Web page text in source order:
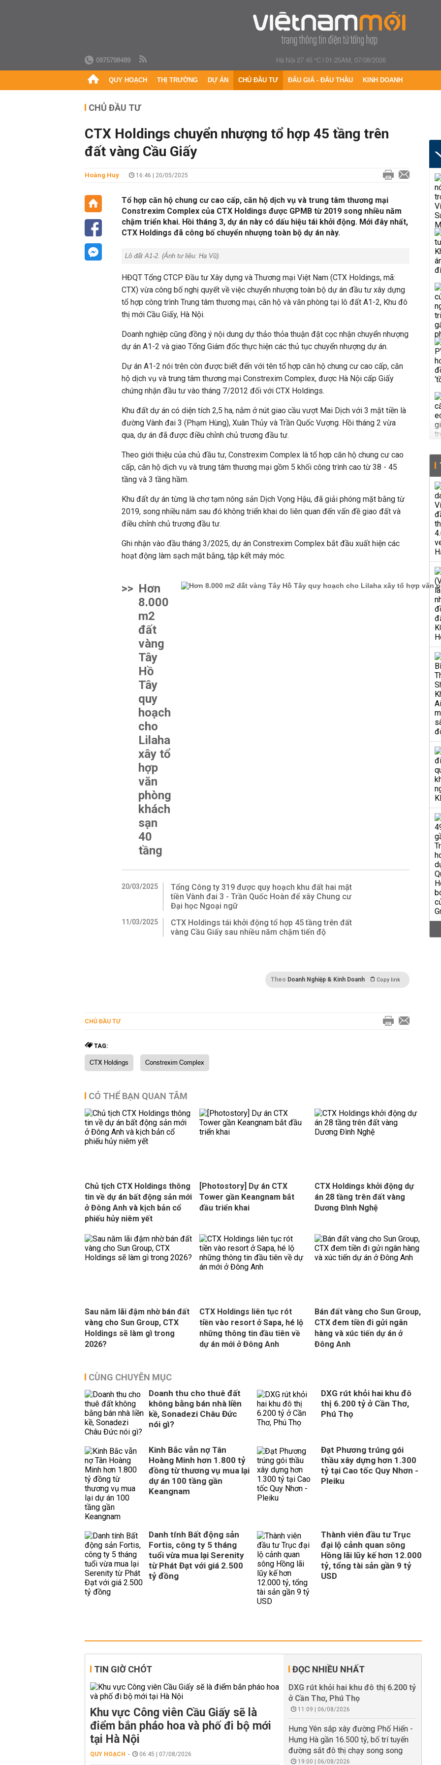
0975798489 Hà Nội 27.45 °C|01:25AM, 07/08/2026
QUY HOẠCH THỊ TRƯỜNG DỰ ÁN CHỦ ĐẦU TƯ ĐẤU GIÁ - ĐẤU THẦU KINH DOANH
CHỦ ĐẦU TƯ
CTX Holdings chuyển nhượng tổ hợp 45 tầng trên
đất vàng Cầu Giấy
Hoàng Huy 16:46 | 20/05/2025
Tổ hợp căn hộ chung cư cao cấp, căn hộ dịch vụ và trung tâm thương mại
Constrexim Complex của CTX Holdings được GPMB từ 2019 song nhiều năm
chậm triển khai. Hồi tháng 3, dự án này có dấu hiệu tái khởi động. Mới đây nhất,
CTX Holdings đã công bố chuyển nhượng toàn bộ dự án này.
Lô đất A1-2. (Ảnh tư liệu: Hạ Vũ).
HĐQT Tổng CTCP Đầu tư Xây dựng và Thương mại Việt Nam (CTX Holdings, mã:
CTX) vừa công bố nghị quyết về việc chuyển nhượng toàn bộ dự án đầu tư xây dựng
tổ hợp công trình Trung tâm thương mại, căn hộ và văn phòng tại lô đất A1-2, Khu đô
thị mới Cầu Giấy, Hà Nội.
Doanh nghiệp cũng đồng ý nội dung dự thảo thỏa thuận đặt cọc nhận chuyển nhượng
dự án A1-2 và giao Tổng Giám đốc thực hiện các thủ tục chuyển nhượng dự án.
Dự án A1-2 nói trên còn được biết đến với tên tổ hợp căn hộ chung cư cao cấp, căn
hộ dịch vụ và trung tâm thương mại Constrexim Complex, được Hà Nội cấp Giấy
chứng nhận đầu tư vào tháng 7/2012 đối với CTX Holdings.
Khu đất dự án có diện tích 2,5 ha, nằm ở nút giao cầu vượt Mai Dịch với 3 mặt tiền là
đường Vành đai 3 (Phạm Hùng), Xuân Thủy và Trần Quốc Vượng. Hồi tháng 2 vừa
qua, dự án đã được điều chỉnh chủ trương đầu tư.
Theo giới thiệu của chủ đầu tư, Constrexim Complex là tổ hợp căn hộ chung cư cao
cấp, căn hộ dịch vụ và trung tâm thương mại gồm 5 khối công trình cao từ 38 - 45
tầng và 3 tầng hầm.
Khu đất dự án từng là chợ tạm nông sản Dịch Vọng Hậu, đã giải phóng mặt bằng từ
2019, song nhiều năm sau đó không triển khai do liên quan đến vấn đề giao đất và
điều chỉnh chủ trương đầu tư.
Ghi nhận vào đầu tháng 3/2025, dự án Constrexim Complex bắt đầu xuất hiện các
hoạt động làm sạch mặt bằng, tập kết máy móc.
>> Hơn
8.000
m2
đất
vàng
Tây
Hồ
Tây
quy
hoạch
cho
Lilaha
xây tổ
hợp
văn
phòng
khách
sạn
40
tầng
20/03/2025
Tổng Công ty 319 được quy hoạch khu đất hai mặt
tiền Vành đai 3 - Trần Quốc Hoàn để xây Chung cư
Đại học Ngoại ngữ
11/03/2025
CTX Holdings tái khởi động tổ hợp 45 tầng trên đất
vàng Cầu Giấy sau nhiều năm chậm tiến độ
Theo Doanh Nghiệp & Kinh Doanh Copy link
CHỦ ĐẦU TƯ
TAG:
CTX Holdings Constrexim Complex
CÓ THỂ BẠN QUAN TÂM
Chủ tịch CTX Holdings thông
tin về dự án bất động sản mới
ở Đông Anh và kịch bản cổ
phiếu hủy niêm yết
[Photostory] Dự án CTX
Tower gần Keangnam bắt
đầu triển khai
CTX Holdings khởi động dự
án 28 tầng trên đất vàng
Dương Đình Nghệ
Sau năm lãi đậm nhờ bán đất
vàng cho Sun Group, CTX
Holdings sẽ làm gì trong
2026?
CTX Holdings liên tục rót
tiền vào resort ở Sapa, hé lộ
những thông tin đầu tiên về
dự án mới ở Đông Anh
Bán đất vàng cho Sun Group,
CTX đem tiền đi gửi ngân
hàng và xúc tiến dự án ở
Đông Anh
CÙNG CHUYÊN MỤC
Doanh thu cho thuê đất
không bằng bán nhà liền
kề, Sonadezi Châu Đức
nói gì?
DXG rút khỏi hai khu đô
thị 6.200 tỷ ở Cần Thơ,
Phú Thọ
Kinh Bắc vẫn nợ Tân
Hoàng Minh hơn 1.800 tỷ
đồng từ thương vụ mua lại
dự án 100 tầng gần
Keangnam
Đạt Phương trúng gói
thầu xây dựng hơn 1.300
tỷ tại Cao tốc Quy Nhơn -
Pleiku
Danh tính Bất động sản
Fortis, công ty 5 tháng
tuổi vừa mua lại Serenity
từ Phát Đạt với giá 2.500
tỷ đồng
Thành viên đầu tư Trục
đại lộ cảnh quan sông
Hồng lãi lũy kế hơn 12.000
tỷ, tổng tài sản gần 9 tỷ
USD
TIN GIỜ CHÓT
Khu vực Công viên Cầu Giấy sẽ là
điểm bắn pháo hoa và phố đi bộ mới
tại Hà Nội
QUY HOẠCH 06:45 | 07/08/2026
ĐỌC NHIỀU NHẤT
DXG rút khỏi hai khu đô thị 6.200 tỷ
ở Cần Thơ, Phú Thọ
11:09 | 06/08/2026
Hưng Yên sắp xây đường Phố Hiến -
Hưng Hà gần 16.500 tỷ, bố trí tuyến
đường sắt đô thị chạy song song
19:00 | 06/08/2026